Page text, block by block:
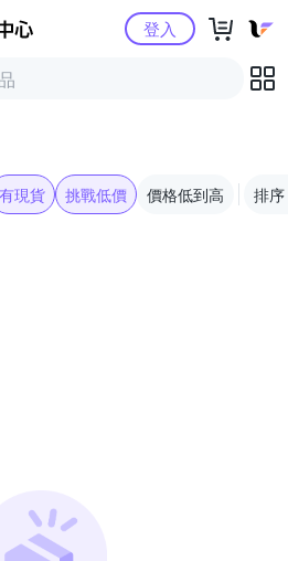
Yahoo購物中心登入
有現貨 挑戰低價 價格低到高 排序